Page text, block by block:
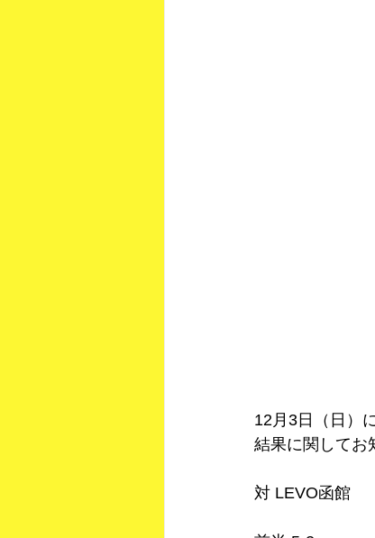
12月3日（日）
結果に関してお
対 LEVO函館